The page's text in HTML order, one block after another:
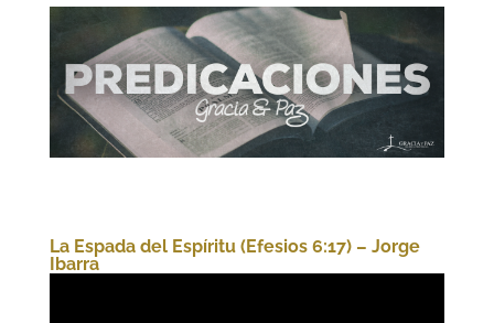
La Espada del Espíritu (Efesios 6:17) – Jorge
Ibarra